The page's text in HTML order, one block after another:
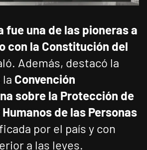
fue una de las pioneras a
con la Constitución del
Además, destacó la
la Convención
sobre la Protección de
de las Personas
por el país y con
a las leyes.